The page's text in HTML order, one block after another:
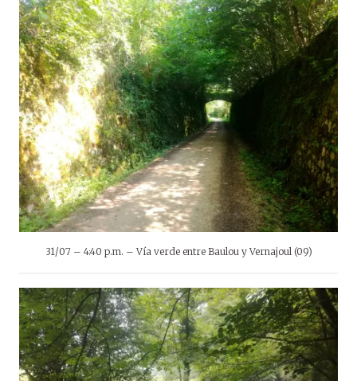
31/07 – 4:40 p.m. – Vía verde entre Baulou y Vernajoul (09)